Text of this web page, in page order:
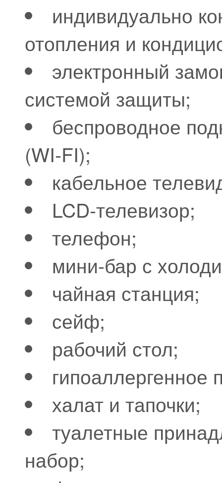
индивидуально
отопления и
электронный
системой защиты;
беспроводное
(WI-FI);
кабельное
LCD-телевизор;
телефон;
мини-бар с
чайная станция;
сейф;
рабочий стол;
гипоаллергенное
халат и тапочки;
туалетные
набор;